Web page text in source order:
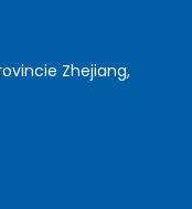
Zhejiang,